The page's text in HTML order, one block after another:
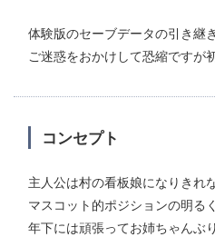
体験版のセーブデータの引き継
ご迷惑をおかけして恐縮ですが
コンセプト
主人公は村の看板娘になりきれ
マスコット的ポジションの明る
年下には頑張ってお姉ちゃんぶ